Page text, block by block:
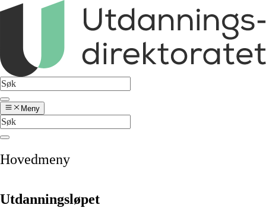
Meny
Hovedmeny
Utdanningsløpet